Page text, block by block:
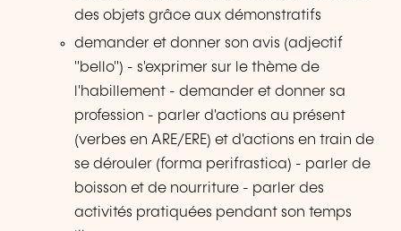
des objets grâce aux démonstratifs
demander et donner son avis (adjectif
"bello") - s'exprimer sur le thème de
l'habillement - demander et donner sa
profession - parler d'actions au présent
(verbes en ARE/ERE) et d'actions en train de
se dérouler (forma perifrastica) - parler de
boisson et de nourriture - parler des
activités pratiquées pendant son temps